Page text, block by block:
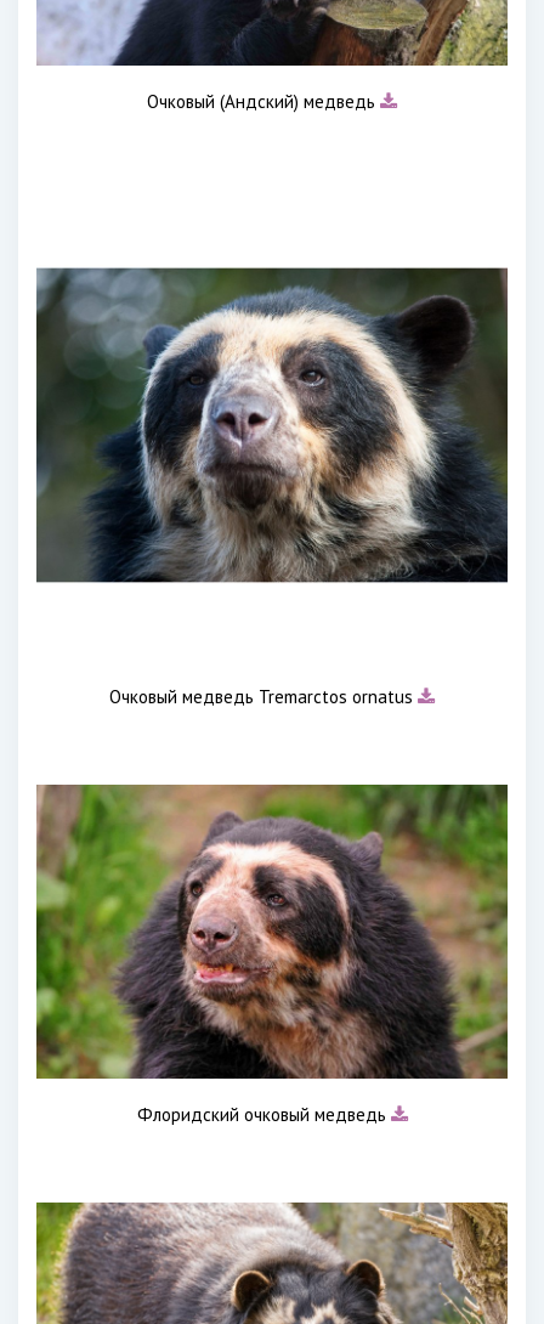
Очковый (Андский) медведь
Очковый медведь Tremarctos ornatus
Флоридский очковый медведь